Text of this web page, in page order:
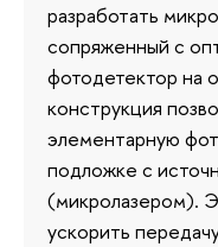
разработать
сопряженный с
фотодетектор на
конструкция
элементарную
подложке с
(микролазером).
ускорить